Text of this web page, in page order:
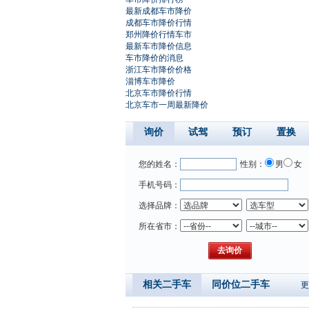
最新成都车市降价
成都车市降价行情
郑州降价行情车市
最新车市降价信息
车市降价的消息
浙江车市降价价格
淄博车市降价
北京车市降价行情
北京车市一周最新降价
询价 试驾 预订 置换
您的姓名： 性别： 男 女
手机号码：
选择品牌：
所在省市：
相关二手车 同价位二手车